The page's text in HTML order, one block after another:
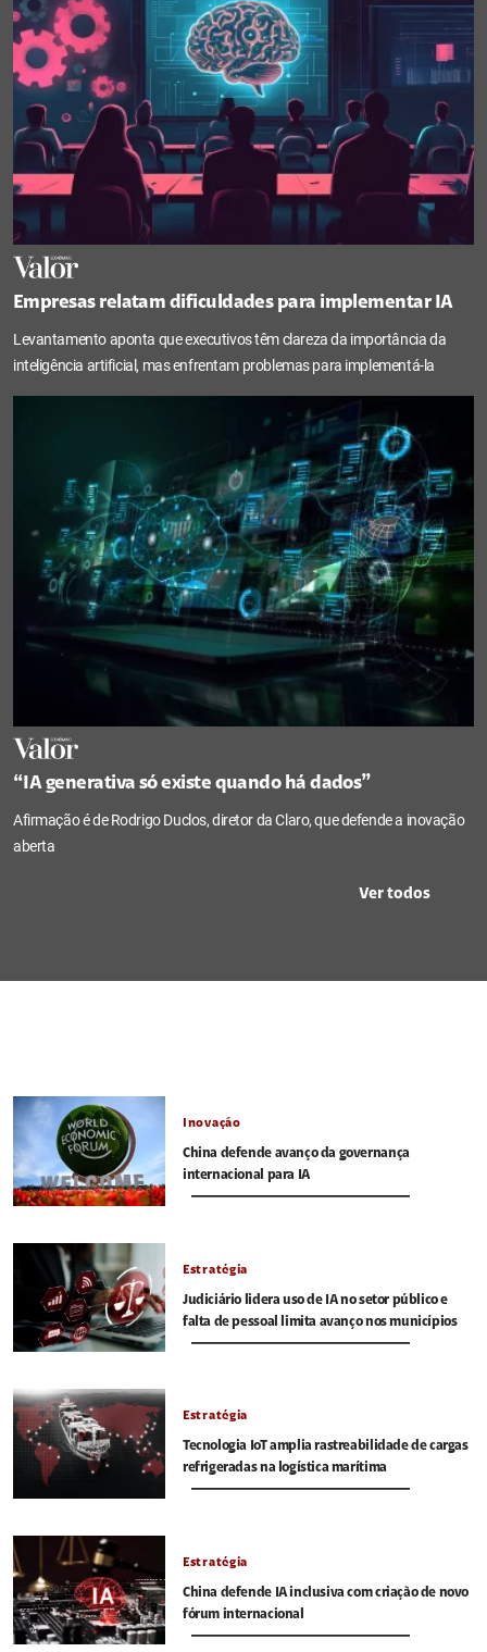
Empresas relatam dificuldades para implementar IA
Levantamento aponta que executivos têm clareza da importância da
inteligência artificial, mas enfrentam problemas para implementá-la
“IA generativa só existe quando há dados”
Afirmação é de Rodrigo Duclos, diretor da Claro, que defende a inovação
aberta
Ver todos
Inovação
China defende avanço da governança
internacional para IA
Estratégia
Judiciário lidera uso de IA no setor público e
falta de pessoal limita avanço nos municípios
Estratégia
Tecnologia IoT amplia rastreabilidade de cargas
refrigeradas na logística marítima
Estratégia
China defende IA inclusiva com criação de novo
fórum internacional